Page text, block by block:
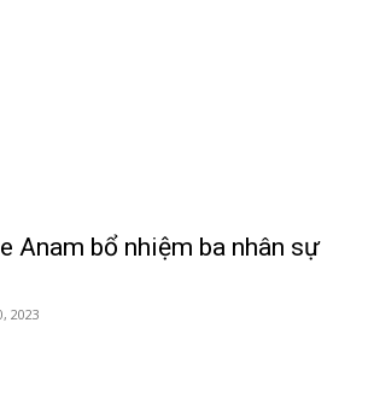
Anam bổ nhiệm ba nhân sự
2023